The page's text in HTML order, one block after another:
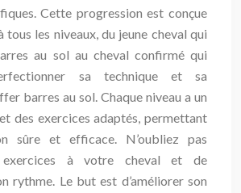
Cette progression est conçue
tous les niveaux, du jeune cheval qui
au sol au cheval confirmé qui
sa technique et sa
barres au sol. Chaque niveau a un
des exercices adaptés, permettant
sûre et efficace. N’oubliez pas
exercices à votre cheval et de
rythme. Le but est d’améliorer son